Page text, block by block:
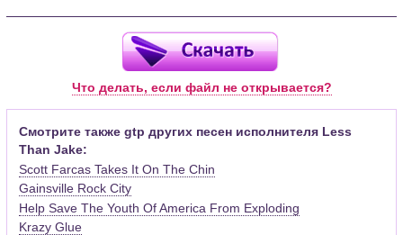
Для открытия нот этого формата Вам необходимо
установить у себя на рабочем компьютере программу Guitar
Pro (желательно, последней версии). Скачать её можно с
официального сайта программы (Скачать) или найти
Функционал программы:
Запись музыкальных произведений для гитары, бас-гитары,
банджо и множества других инструментов и ансамблей в
виде табулатур или нотной графики (при создании
табулатуры отображается соответствующая ей строчка с
Что делать, если файл не открывается?
Смотрите также gtp других песен исполнителя Less
Than Jake:
Scott Farcas Takes It On The Chin
Gainsville Rock City
Help Save The Youth Of America From Exploding
Krazy Glue